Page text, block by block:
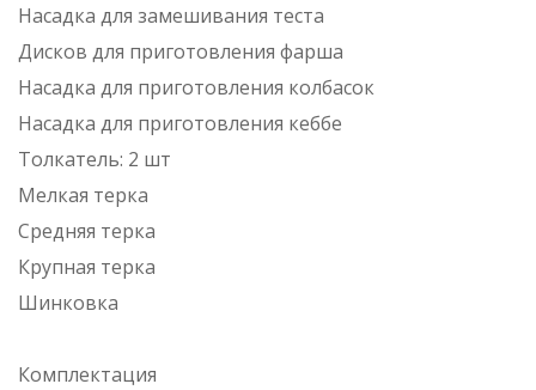
Насадка для замешивания теста
Дисков для приготовления фарша
Насадка для приготовления колбасок
Насадка для приготовления кеббе
Толкатель: 2 шт
Мелкая терка
Средняя терка
Крупная терка
Шинковка
Комплектация